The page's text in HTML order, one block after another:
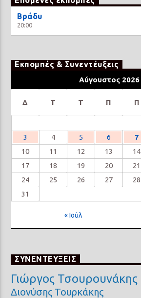
Βράδυ
20:00
Εκπομπές & Συνεντέυξεις
Αύγουστος 2026
Δ Τ Τ Π Π
3
4 5 6 7
10
11 12 13 14
17
18 19 20 21
24
25 26 27 28
31
« Ιούλ
ΣΥΝΕΝΤΕΥΞΕΙΣ
Γιώργος Τσουρουνάκης
Διονύσης Τουρκάκης